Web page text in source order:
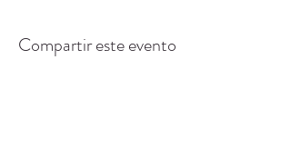
Compartir este evento